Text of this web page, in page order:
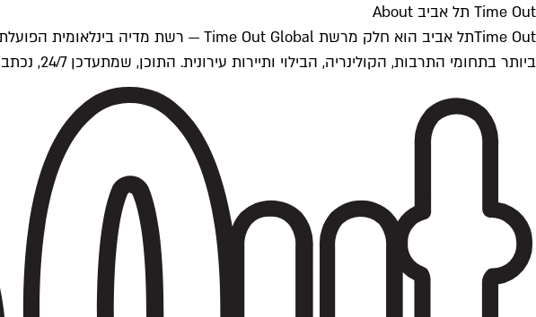
Time Out תל אביב About
ביותר בתחומי התרבות, הקולינריה, הבילוי ותיירות עירונית. התוכן, שמתעדכן 24/7, נכתב ונערך על ידי צוות עיתונאים מקצועי מקומי בישראל, בהתאם לסטנדרטים של Time Out העולמית.